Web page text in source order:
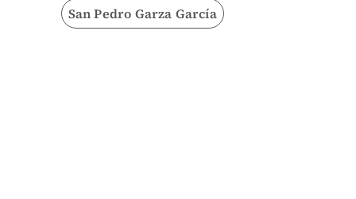
San Pedro Garza García